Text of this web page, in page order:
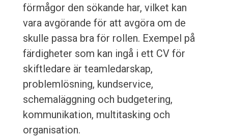
förmågor den sökande har, vilket kan
vara avgörande för att avgöra om de
skulle passa bra för rollen. Exempel på
färdigheter som kan ingå i ett CV för
skiftledare är teamledarskap,
problemlösning, kundservice,
schemaläggning och budgetering,
kommunikation, multitasking och
organisation.